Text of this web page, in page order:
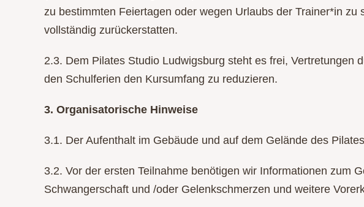
zu bestimmten Feiertagen oder wegen Urlaubs der Trainer*in
vollständig zurückerstatten.
2.3. Dem Pilates Studio Ludwigsburg steht es frei,
den Schulferien den Kursumfang zu reduzieren.
3. Organisatorische Hinweise
3.1. Der Aufenthalt im Gebäude und auf dem Gelände des
3.2. Vor der ersten Teilnahme benötigen wir Informationen zum
Schwangerschaft und /oder Gelenkschmerzen und weitere